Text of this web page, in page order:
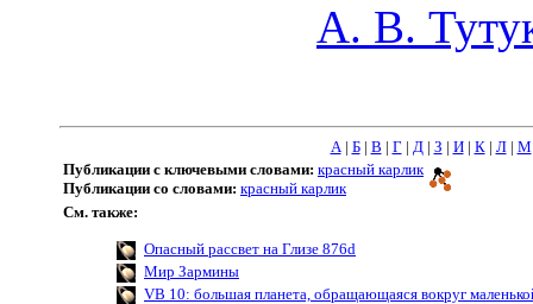
А. В.
А| Б| В | Г | Д| З | И| К| Л| М
Публикации с ключевыми словами: красный карлик
Публикации со словами: красный карлик
См. также:
Опасный рассвет на Глизе 876d
Мир Зармины
VB 10: большая планета, обращающаяся вокруг